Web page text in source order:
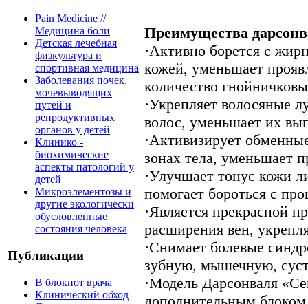
Pain Medicine //
Медицина боли
Детская лечебная
физкультура и
спортивная медицина
Заболевания почек,
мочевыводящих
путей и
репродуктивных
органов у детей
Клинико -
биохимические
аспекты патологий у
детей
Микроэлементозы и
другие экологически
обусловленные
состояния человека
Публикации
В блокнот врача
Клинический обход
Преимущества
·Активно борется с
кожей, уменьшает
количество
·Укрепляет волосяные
волос, уменьшает их
·Активизирует
зонах тела, уменьшает
·Улучшает тонус кожи
помогает бороться с
·Является прекрасной
расширения вен,
·Снимает болевые
зубную, мышечную,
·Модель Дарсонваля